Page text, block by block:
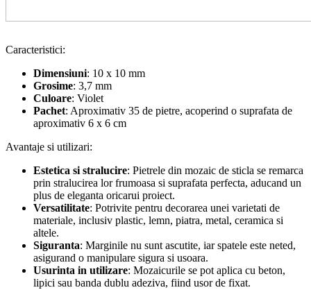
Caracteristici:
Dimensiuni: 10 x 10 mm
Grosime: 3,7 mm
Culoare: Violet
Pachet: Aproximativ 35 de pietre, acoperind o suprafata de
aproximativ 6 x 6 cm
Avantaje si utilizari:
Estetica si stralucire: Pietrele din mozaic de sticla se remarca
prin stralucirea lor frumoasa si suprafata perfecta, aducand un
plus de eleganta oricarui proiect.
Versatilitate: Potrivite pentru decorarea unei varietati de
materiale, inclusiv plastic, lemn, piatra, metal, ceramica si
altele.
Siguranta: Marginile nu sunt ascutite, iar spatele este neted,
asigurand o manipulare sigura si usoara.
Usurinta in utilizare: Mozaicurile se pot aplica cu beton,
lipici sau banda dublu adeziva, fiind usor de fixat.